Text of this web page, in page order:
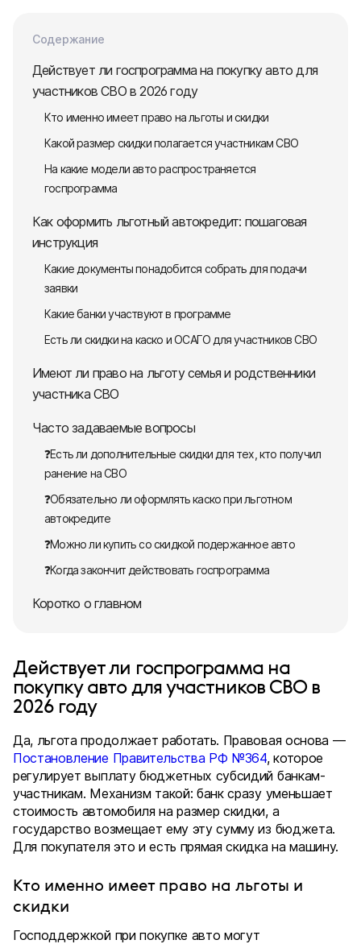
Действует ли госпрограмма на
покупку авто для участников СВО в
2026 году
Да, льгота продолжает работать. Правовая основа —
Постановление Правительства РФ №364, которое
регулирует выплату бюджетных субсидий банкам-
участникам. Механизм такой: банк сразу уменьшает
стоимость автомобиля на размер скидки, а
государство возмещает ему эту сумму из бюджета.
Для покупателя это и есть прямая скидка на машину.
Кто именно имеет право на льготы и
скидки
Господдержкой при покупке авто могут
Содержание
Действует ли госпрограмма на покупку авто для
участников СВО в 2026 году
Кто именно имеет право на льготы и скидки
Какой размер скидки полагается участникам СВО
На какие модели авто распространяется
госпрограмма
Как оформить льготный автокредит: пошаговая
инструкция
Какие документы понадобится собрать для подачи
заявки
Какие банки участвуют в программе
Есть ли скидки на каско и ОСАГО для участников СВО
Имеют ли право на льготу семья и родственники
участника СВО
Часто задаваемые вопросы
❓Есть ли дополнительные скидки для тех, кто получил
ранение на СВО
❓Обязательно ли оформлять каско при льготном
автокредите
❓Можно ли купить со скидкой подержанное авто
❓Когда закончит действовать госпрограмма
Коротко о главном